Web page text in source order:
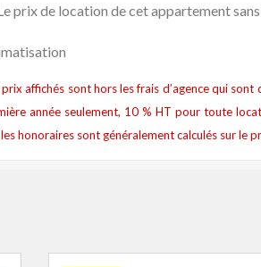
prix de location de cet appartement
prix affichés sont hors les frais d’agence qui
année seulement, 10 % HT pour toute
honoraires sont généralement calculés sur le